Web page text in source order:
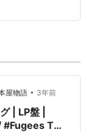
保護内袋を新
屋物語 • 3年前
| LP盤 |
The